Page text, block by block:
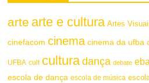
arte arte e cultura Artes
cinefacom cinema cinema da ufba
UFBA cult cultura dança debate eba
escola de dança escola de música